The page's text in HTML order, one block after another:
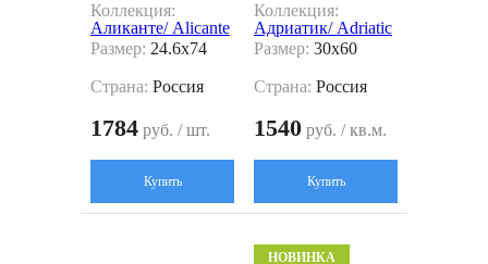
Коллекция:
Аликанте/ Alicante
Размер: 24.6x74
Страна: Россия
1784 руб. / шт.
Купить
Коллекция:
Адриатик/ Adriatic
Размер: 30x60
Страна: Россия
1540 руб. / кв.м.
Купить
НОВИНКА